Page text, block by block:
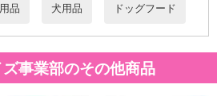
同梱、お届けの日時指定はいたしかね
いただけない場合、商品の再発送や返
、お受けできません。宅配業者からの
品 犬用品 ドッグフード
事業部のその他商品